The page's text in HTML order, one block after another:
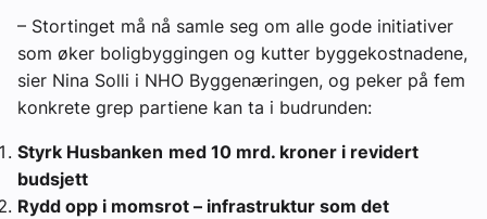
– Stortinget må nå samle seg om alle gode initiativer
som øker boligbyggingen og kutter byggekostnadene,
sier Nina Solli i NHO Byggenæringen, og peker på fem
konkrete grep partiene kan ta i budrunden:
Styrk Husbanken med 10 mrd. kroner i revidert
budsjett
Rydd opp i momsrot – infrastruktur som det